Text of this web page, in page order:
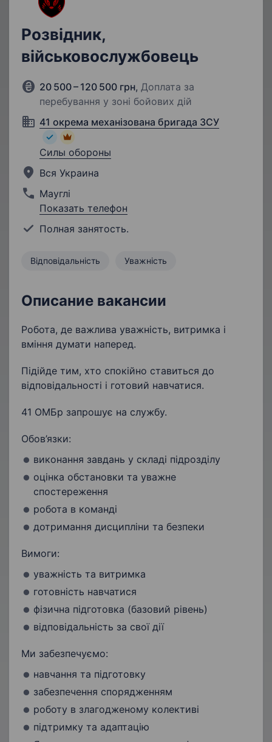
Розвідник,
військовослужбовець
20 500 – 120 500 грн, Доплата за
перебування у зоні бойових дій
41 окрема механізована бригада ЗСУ
Силы обороны
Вся Украина
Мауглі
Показать телефон
Полная занятость.
Відповідальність Уважність
Описание вакансии
Робота, де важлива уважність, витримка і
вміння думати наперед.
Підійде тим, хто спокійно ставиться до
відповідальності і готовий навчатися.
41 ОМБр запрошує на службу.
Обов’язки:
виконання завдань у складі підрозділу
оцінка обстановки та уважне
спостереження
робота в команді
дотримання дисципліни та безпеки
Вимоги:
уважність та витримка
готовність навчатися
фізична підготовка (базовий рівень)
відповідальність за свої дії
Ми забезпечуємо:
навчання та підготовку
забезпечення спорядженням
роботу в злагодженому колективі
підтримку та адаптацію